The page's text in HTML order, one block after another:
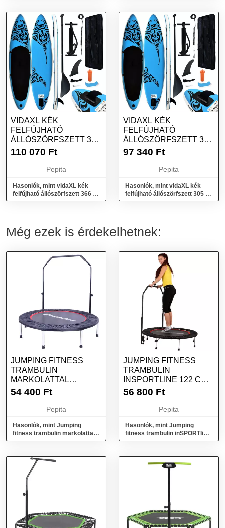
VIDAXL KÉK
FELFÚJHATÓ
ÁLLÓSZÖRFSZETT 366
X 76 X 15 CM
110 070 Ft
Pepita
Hasonlók, mint vidaXL kék
felfújható állószörfszett 366 x
76 x 15 cm
VIDAXL KÉK
FELFÚJHATÓ
ÁLLÓSZÖRFSZETT 305
X 76 X 15 CM
97 340 Ft
Pepita
Hasonlók, mint vidaXL kék
felfújható állószörfszett 305 x
76 x 15 cm
Még ezek is érdekelhetnek:
JUMPING FITNESS
TRAMBULIN
MARKOLATTAL
INSPORTLINE PROFI
54 400 Ft
Pepita
Hasonlók, mint Jumping
fitness trambulin markolattal
inSPORTline PROFI 122 cm
JUMPING FITNESS
TRAMBULIN
INSPORTLINE 122 CM
DIGITAL
56 800 Ft
Pepita
Hasonlók, mint Jumping
fitness trambulin inSPORTline
122 cm digital